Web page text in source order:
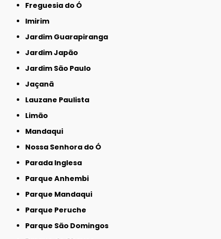
Freguesia do Ó
Imirim
Jardim Guarapiranga
Jardim Japão
Jardim São Paulo
Jaçanã
Lauzane Paulista
Limão
Mandaqui
Nossa Senhora do Ó
Parada Inglesa
Parque Anhembi
Parque Mandaqui
Parque Peruche
Parque São Domingos